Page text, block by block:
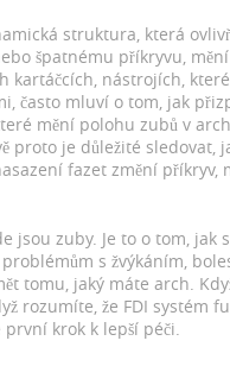
struktura, která
špatnému příkryvu,
kartáčcích, nástrojích,
, často mluví o tom, jak
mění polohu zubů v
proto je důležité sledovat,
fazet změní
jsou zuby. Je to o tom,
s žvýkáním,
tomu, jaký máte arch.
rozumíte, že FDI systém
krok k lepší péči.